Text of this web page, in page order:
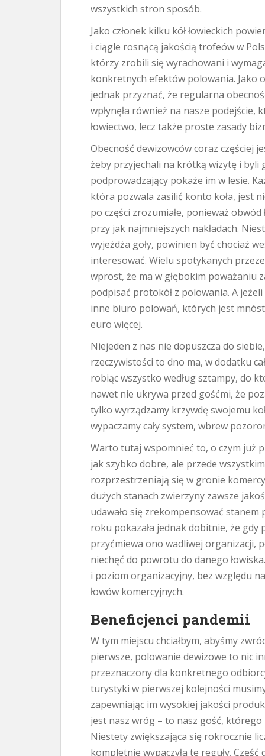
wszystkich stron sposób.
Jako członek kilku kół łowieckich
i ciągle rosnącą jakością trofeów w
którzy zrobili się wyrachowani i
konkretnych efektów polowania. Jako
jednak przyznać, że regularna
wpłynęła również na nasze
łowiectwo, lecz także proste zasady
Obecność dewizowców coraz częściej
żeby przyjechali na krótką wizytę i byli
podprowadzający pokaże im w lesie.
która pozwala zasilić konto koła, jest
po części zrozumiałe, ponieważ
przy jak najmniejszych nakładach.
wyjeżdża goły, powinien być chociaż
interesować. Wielu spotykanych
wprost, że ma w głębokim poważaniu
podpisać protokół z polowania. A
inne biuro polowań, których jest
euro więcej.
Niejeden z nas nie dopuszcza do
rzeczywistości to dno ma, w dodatku
robiąc wszystko według sztampy, do
nawet nie ukrywa przed gośćmi, że
tylko wyrządzamy krzywdę swojemu
wypaczamy cały system, wbrew
Warto tutaj wspomnieć to, o czym już
jak szybko dobre, ale przede
rozprzestrzeniają się w gronie
dużych stanach zwierzyny zawsze
udawało się zrekompensować stanem
roku pokazała jednak dobitnie, że gdy
przyćmiewa ono wadliwej organizacji,
niechęć do powrotu do danego
i poziom organizacyjny, bez względu
łowów komercyjnych.
Beneficjenci pandemii
W tym miejscu chciałbym, abyśmy
pierwsze, polowanie dewizowe to nic
przeznaczony dla konkretnego
turystyki w pierwszej kolejności
zapewniając im wysokiej jakości
jest nasz wróg – to nasz gość, którego
Niestety zwiększająca się rokrocznie
kompletnie wypaczyła te reguły.